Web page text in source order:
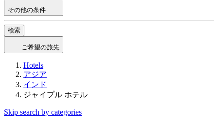
その他の条件
検索
ご希望の旅先
Hotels
アジア
インド
ジャイプル ホテル
Skip search by categories